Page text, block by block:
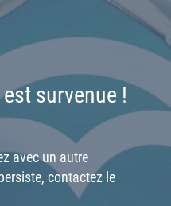
survenue !
avec un autre
contactez le